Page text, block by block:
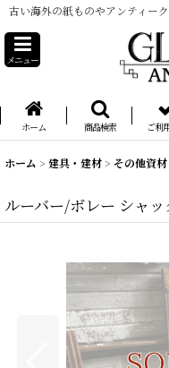
古い海外の紙ものやアンティー
メニュー
ホーム 商品検索 ご利
ホーム > 建具・建材> その他資材
ルーバー/ボレー シャッ